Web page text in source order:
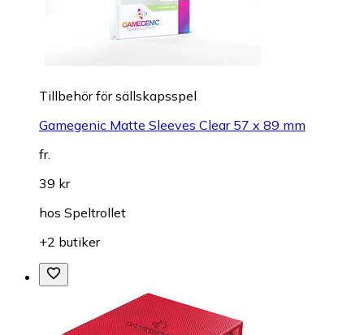
Tillbehör för sällskapsspel
Gamegenic Matte Sleeves Clear 57 x 89 mm
fr.
39 kr
hos Speltrollet
+2 butiker